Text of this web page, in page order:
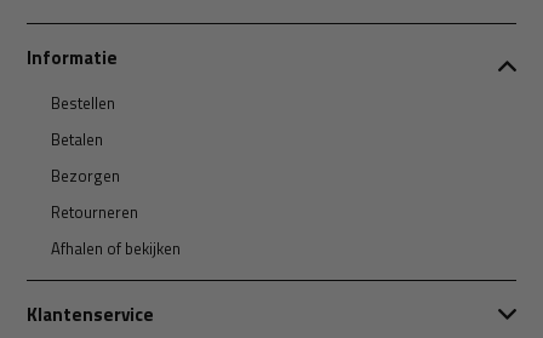
Informatie
Bestellen
Betalen
Bezorgen
Retourneren
Afhalen of bekijken
Klantenservice